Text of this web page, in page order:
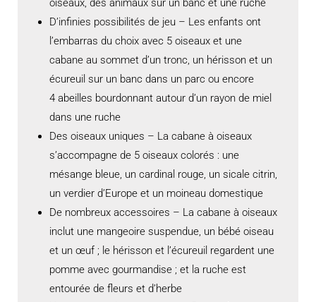
oiseaux, des animaux sur un banc et une ruche
D’infinies possibilités de jeu – Les enfants ont
l’embarras du choix avec 5 oiseaux et une
cabane au sommet d’un tronc, un hérisson et un
écureuil sur un banc dans un parc ou encore
4 abeilles bourdonnant autour d’un rayon de miel
dans une ruche
Des oiseaux uniques – La cabane à oiseaux
s’accompagne de 5 oiseaux colorés : une
mésange bleue, un cardinal rouge, un sicale citrin,
un verdier d’Europe et un moineau domestique
De nombreux accessoires – La cabane à oiseaux
inclut une mangeoire suspendue, un bébé oiseau
et un œuf ; le hérisson et l’écureuil regardent une
pomme avec gourmandise ; et la ruche est
entourée de fleurs et d’herbe